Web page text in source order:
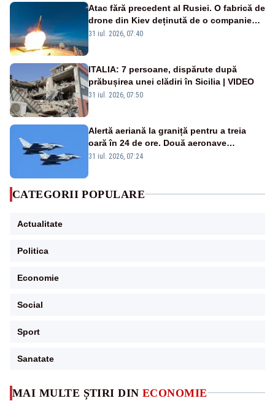
MAI MULTE ȘTIRI DIN ECONOMIE
Atac fără precedent al Rusiei. O fabrică de
drone din Kiev deținută de o companie
americană, distrusă de o rachetă
31 iul. 2026, 07:40
ITALIA: 7 persoane, dispărute după
prăbușirea unei clădiri în Sicilia | VIDEO
31 iul. 2026, 07:50
Alertă aeriană la graniță pentru a treia
oară în 24 de ore. Două aeronave
Eurofighter britanice au fost ridicate de la
31 iul. 2026, 07:24
CATEGORII POPULARE
Actualitate
Politica
Economie
Social
Sport
Sanatate